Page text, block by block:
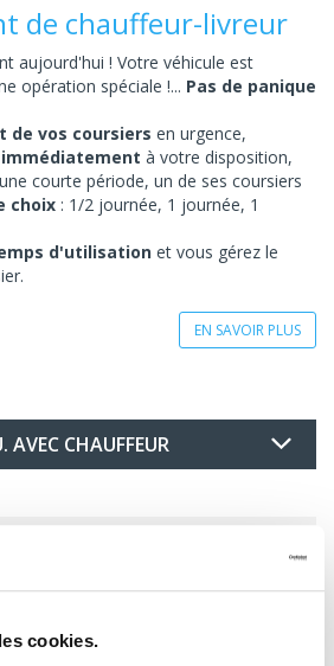
cookies.
de chauffeur-livreur
aujourd'hui ! Votre véhicule est
opération spéciale !... Pas de panique
de vos coursiers en urgence,
immédiatement à votre disposition,
courte période, un de ses coursiers
choix : 1/2 journée, 1 journée, 1
d'utilisation et vous gérez le
EN SAVOIR PLUS
AVEC CHAUFFEUR
GRATUIT